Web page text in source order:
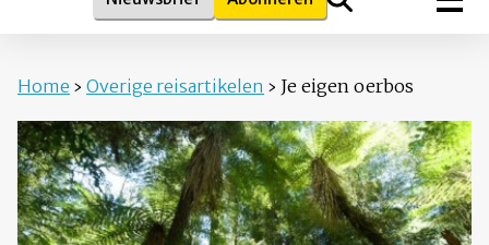
Home › Overige reisartikelen › Je eigen oerbos